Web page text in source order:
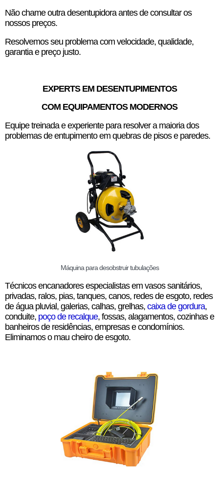
Não chame outra desentupidora antes de consultar os
nossos preços.
Resolvemos seu problema com velocidade, qualidade,
garantia e preço justo.
EXPERTS EM DESENTUPIMENTOS
COM EQUIPAMENTOS MODERNOS
Equipe treinada e experiente para resolver a maioria dos
problemas de entupimento em quebras de pisos e paredes.
Máquina para desobstruir tubulações
Técnicos encanadores especialistas em vasos sanitários,
privadas, ralos, pias, tanques, canos, redes de esgoto, redes
de água pluvial, galerias, calhas, grelhas, caixa de gordura,
conduite, poço de recalque, fossas, alagamentos, cozinhas e
banheiros de residências, empresas e condomínios.
Eliminamos o mau cheiro de esgoto.